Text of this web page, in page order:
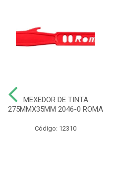
MEXEDOR DE TINTA
275MMX35MM 2046-0 ROMA
Código: 12310